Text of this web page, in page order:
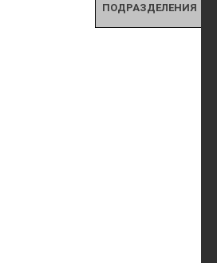
ПОДРАЗДЕЛЕНИЯ